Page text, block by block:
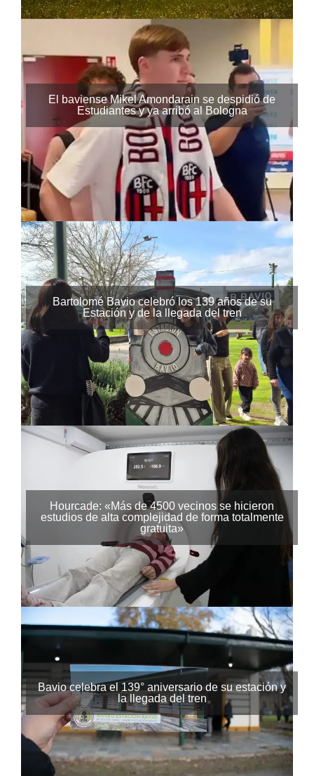
El baviense Mikel Amondarain se despidió de
Estudiantes y ya arribó al Bologna
Bartolomé Bavio celebró los 139 años de su
Estación y de la llegada del tren
Hourcade: «Más de 4500 vecinos se hicieron
estudios de alta complejidad de forma totalmente
gratuita»
Bavio celebra el 139° aniversario de su estación y
la llegada del tren